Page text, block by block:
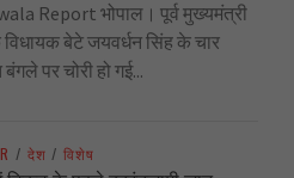
Report भोपाल। पूर्व मुख्यमंत्री
विधायक बेटे जयवर्धन सिंह के चार
पर चोरी हो गई...
/ देश / विशेष